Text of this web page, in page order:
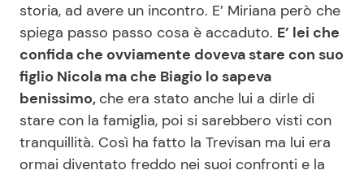
storia, ad avere un incontro. E’ Miriana però che
spiega passo passo cosa è accaduto. E’ lei che
confida che ovviamente doveva stare con suo
figlio Nicola ma che Biagio lo sapeva
benissimo, che era stato anche lui a dirle di
stare con la famiglia, poi si sarebbero visti con
tranquillità. Così ha fatto la Trevisan ma lui era
ormai diventato freddo nei suoi confronti e la